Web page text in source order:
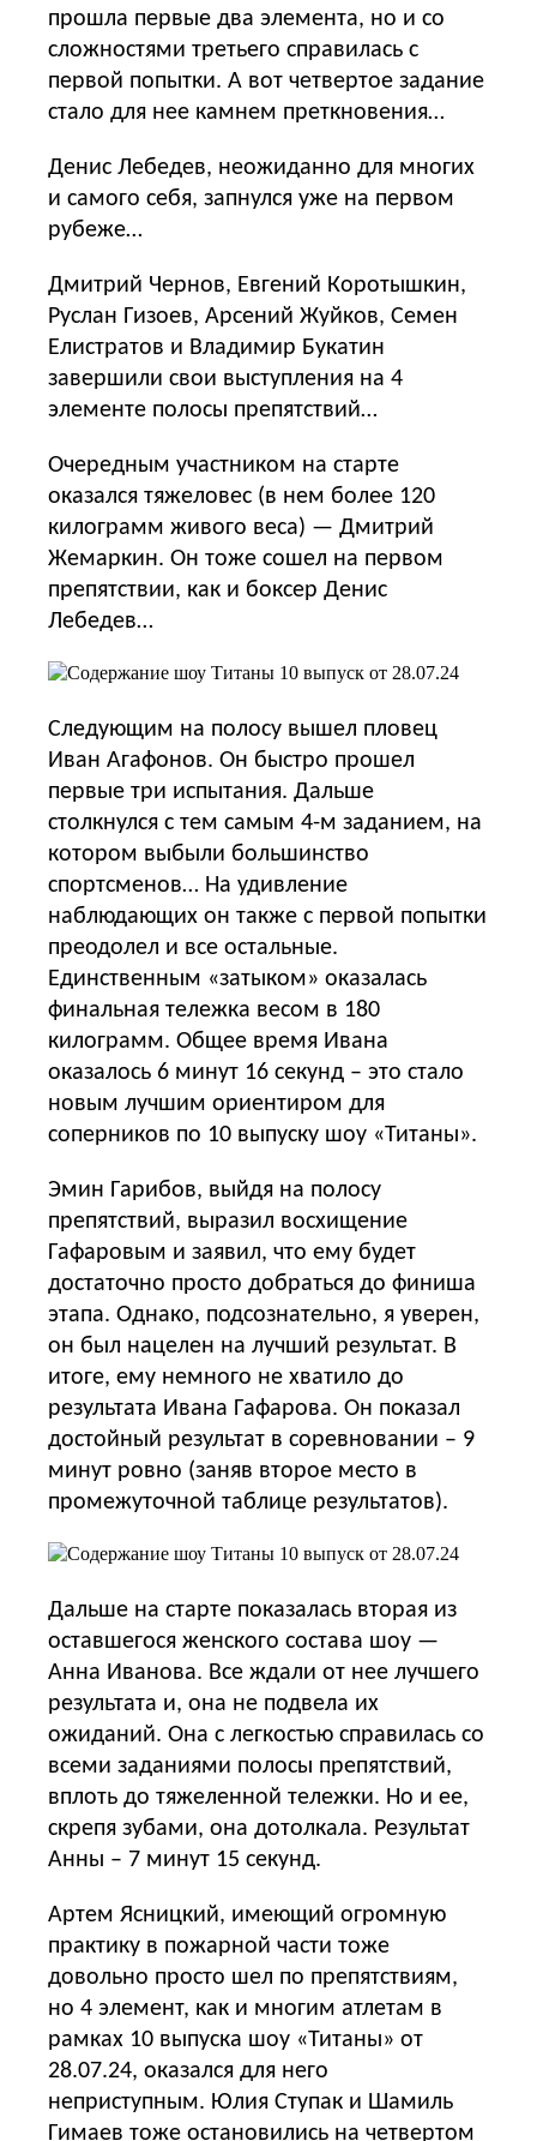
прошла первые два элемента, но и со
сложностями третьего справилась с
первой попытки. А вот четвертое задание
стало для нее камнем преткновения…
Денис Лебедев, неожиданно для многих
и самого себя, запнулся уже на первом
рубеже…
Дмитрий Чернов, Евгений Коротышкин,
Руслан Гизоев, Арсений Жуйков, Семен
Елистратов и Владимир Букатин
завершили свои выступления на 4
элементе полосы препятствий…
Очередным участником на старте
оказался тяжеловес (в нем более 120
килограмм живого веса) — Дмитрий
Жемаркин. Он тоже сошел на первом
препятствии, как и боксер Денис
Лебедев…
Следующим на полосу вышел пловец
Иван Агафонов. Он быстро прошел
первые три испытания. Дальше
столкнулся с тем самым 4-м заданием, на
котором выбыли большинство
спортсменов… На удивление
наблюдающих он также с первой попытки
преодолел и все остальные.
Единственным «затыком» оказалась
финальная тележка весом в 180
килограмм. Общее время Ивана
оказалось 6 минут 16 секунд – это стало
новым лучшим ориентиром для
соперников по 10 выпуску шоу «Титаны».
Эмин Гарибов, выйдя на полосу
препятствий, выразил восхищение
Гафаровым и заявил, что ему будет
достаточно просто добраться до финиша
этапа. Однако, подсознательно, я уверен,
он был нацелен на лучший результат. В
итоге, ему немного не хватило до
результата Ивана Гафарова. Он показал
достойный результат в соревновании – 9
минут ровно (заняв второе место в
промежуточной таблице результатов).
Дальше на старте показалась вторая из
оставшегося женского состава шоу —
Анна Иванова. Все ждали от нее лучшего
результата и, она не подвела их
ожиданий. Она с легкостью справилась со
всеми заданиями полосы препятствий,
вплоть до тяжеленной тележки. Но и ее,
скрепя зубами, она дотолкала. Результат
Анны – 7 минут 15 секунд.
Артем Ясницкий, имеющий огромную
практику в пожарной части тоже
довольно просто шел по препятствиям,
но 4 элемент, как и многим атлетам в
рамках 10 выпуска шоу «Титаны» от
28.07.24, оказался для него
неприступным. Юлия Ступак и Шамиль
Гимаев тоже остановились на четвертом